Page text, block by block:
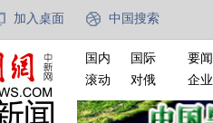
加入桌面 中国搜索
国内
国际
滚动
对俄
要闻
企业